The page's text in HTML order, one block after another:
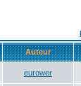
Auteur
eurower